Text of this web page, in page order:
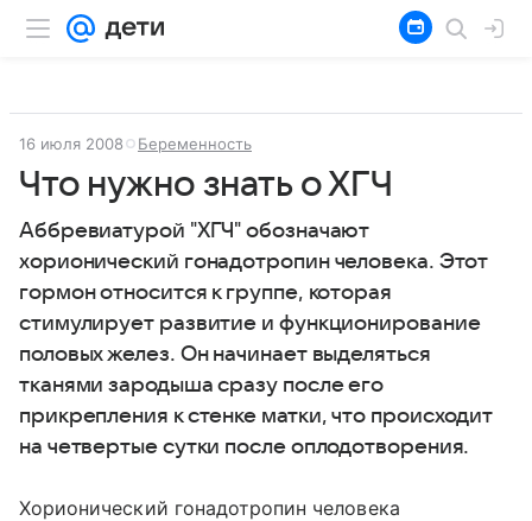
16 июля 2008 Беременность
Что нужно знать о ХГЧ
Аббревиатурой "ХГЧ" обозначают
хорионический гонадотропин человека. Этот
гормон относится к группе, которая
стимулирует развитие и функционирование
половых желез. Он начинает выделяться
тканями зародыша сразу после его
прикрепления к стенке матки, что происходит
на четвертые сутки после оплодотворения.
Хорионический гонадотропин человека